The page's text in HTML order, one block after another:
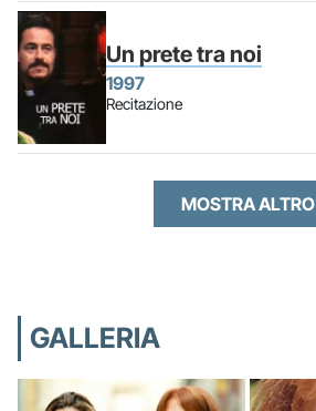
Un prete tra noi
1997
Recitazione
MOSTRA ALTRO
GALLERIA